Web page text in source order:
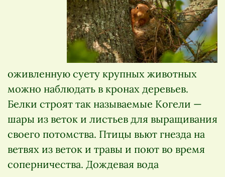
оживленную суету крупных животных
можно наблюдать в кронах деревьев.
Белки строят так называемые Когели —
шары из веток и листьев для выращивания
своего потомства. Птицы вьют гнезда на
ветвях из веток и травы и поют во время
соперничества. Дождевая вода